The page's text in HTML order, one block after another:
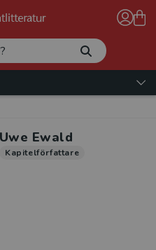
Uwe Ewald
Kapitelförfattare